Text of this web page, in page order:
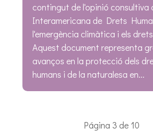
contingut de l'opinió consultiva
Interamericana de Drets
l'emergència climàtica i els
Aquest document representa
avanços en la protecció dels
humans i de la naturalesa en...
Página 3 de 10